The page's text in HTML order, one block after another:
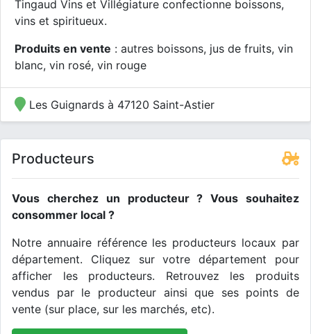
Tingaud Vins et Villégiature confectionne boissons,
vins et spiritueux.
Produits en vente : autres boissons, jus de fruits, vin
blanc, vin rosé, vin rouge
Les Guignards à 47120 Saint-Astier
Producteurs
Vous cherchez un producteur ? Vous souhaitez
consommer local ?
Notre annuaire référence les producteurs locaux par
département. Cliquez sur votre département pour
afficher les producteurs. Retrouvez les produits
vendus par le producteur ainsi que ses points de
vente (sur place, sur les marchés, etc).